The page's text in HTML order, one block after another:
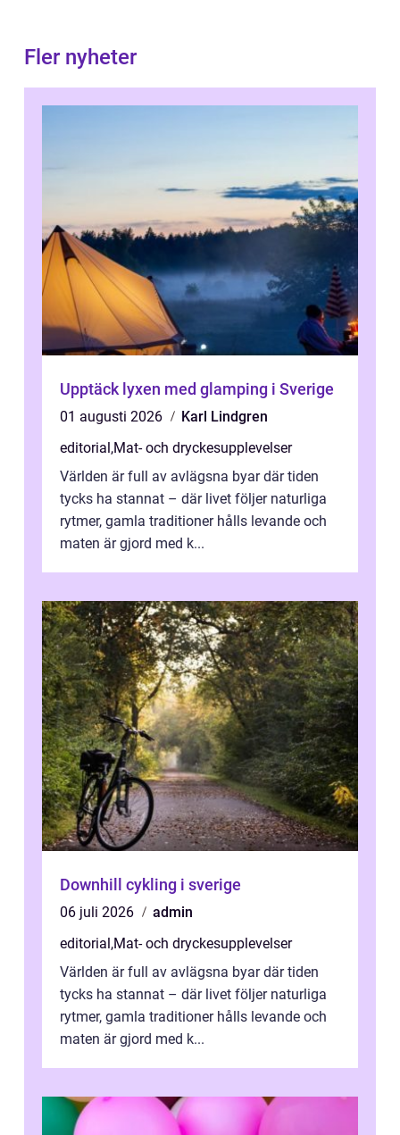
Fler nyheter
Upptäck lyxen med glamping i Sverige
01 augusti 2026
Karl Lindgren
editorial ,Mat- och dryckesupplevelser
Världen är full av avlägsna byar där tiden
tycks ha stannat – där livet följer naturliga
rytmer, gamla traditioner hålls levande och
maten är gjord med k...
Downhill cykling i sverige
06 juli 2026
admin
editorial ,Mat- och dryckesupplevelser
Världen är full av avlägsna byar där tiden
tycks ha stannat – där livet följer naturliga
rytmer, gamla traditioner hålls levande och
maten är gjord med k...